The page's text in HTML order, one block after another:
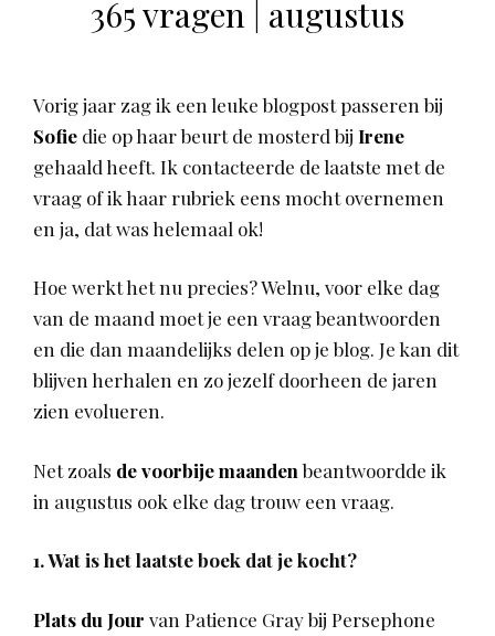
365 vragen | augustus
Vorig jaar zag ik een leuke blogpost passeren bij
Sofie die op haar beurt de mosterd bij Irene
gehaald heeft. Ik contacteerde de laatste met de
vraag of ik haar rubriek eens mocht overnemen
en ja, dat was helemaal ok!
Hoe werkt het nu precies? Welnu, voor elke dag
van de maand moet je een vraag beantwoorden
en die dan maandelijks delen op je blog. Je kan dit
blijven herhalen en zo jezelf doorheen de jaren
zien evolueren.
Net zoals de voorbije maandenbeantwoordde ik
in augustus ook elke dag trouw een vraag.
1. Wat is het laatste boek dat je kocht?
Plats du Jour van Patience Gray bij Persephone